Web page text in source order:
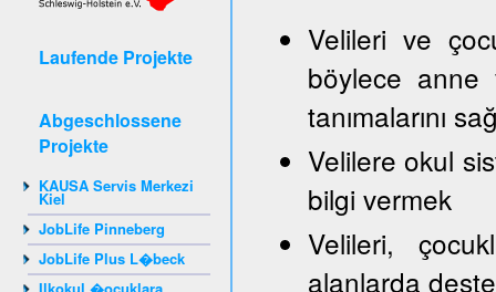
Laufende Projekte
Abgeschlossene
Projekte
KAUSA Servis Merkezi
Kiel
JobLife Pinneberg
JobLife Plus L�beck
Velileri ve
böylece anne
tanımalarını
Velilere okul
bilgi vermek
Velileri,
alanlarda